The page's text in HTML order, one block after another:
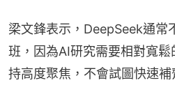
梁文鋒表示，DeepSeek通常
班，因為AI研究需要相對寬
持高度聚焦，不會試圖快速補